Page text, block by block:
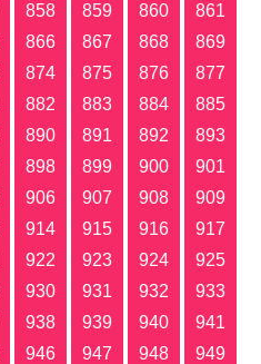
858 859 860
861
866 867 868
869
874 875 876
877
882 883 884
885
890 891 892
893
898 899 900
901
906 907 908
909
914 915 916
917
922 923 924
925
930 931 932
933
938 939 940
941
946 947 948
949